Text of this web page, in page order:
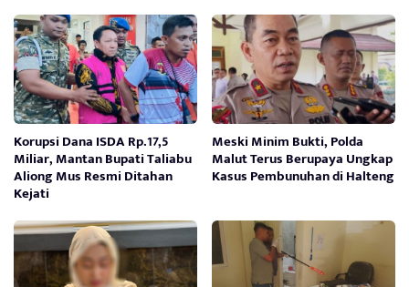
Korupsi Dana ISDA Rp.17,5
Miliar, Mantan Bupati Taliabu
Aliong Mus Resmi Ditahan
Kejati
Meski Minim Bukti, Polda
Malut Terus Berupaya Ungkap
Kasus Pembunuhan di Halteng